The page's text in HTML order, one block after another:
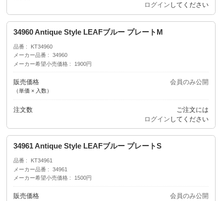
ログイン してください
34960 Antique Style LEAFブルー プレートM
品番
KT34960
メーカー品番
34960
メーカー希望小売価格
1900円
販売価格
（単価 × 入数）
会員のみ公開
注文数
ご注文には
ログイン してください
34961 Antique Style LEAFブルー プレートS
品番
KT34961
メーカー品番
34961
メーカー希望小売価格
1500円
販売価格 会員のみ公開